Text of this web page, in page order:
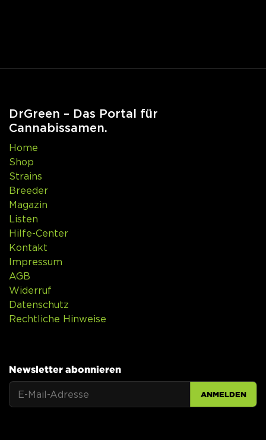
DrGreen – Das Portal für
Cannabissamen.
Home
Shop
Strains
Breeder
Magazin
Listen
Hilfe-Center
Kontakt
Impressum
AGB
Widerruf
Datenschutz
Rechtliche Hinweise
Newsletter abonnieren
ANMELDEN